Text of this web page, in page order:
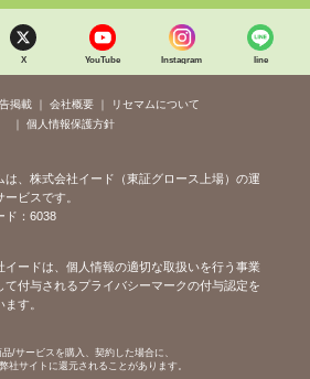
X YouTube Instagram line
掲載 会社概要
リセマムについて
個人情報保護方針
は、株式会社イード（東証グロース上場）の運
ビスです。
ド：6038
イードは、個人情報の適切な取扱いを行う事業
て付与されるプライバシーマークの付与認定を
す。
/サービスを購入、契約した場合に、
社サイトに還元されることがあります。